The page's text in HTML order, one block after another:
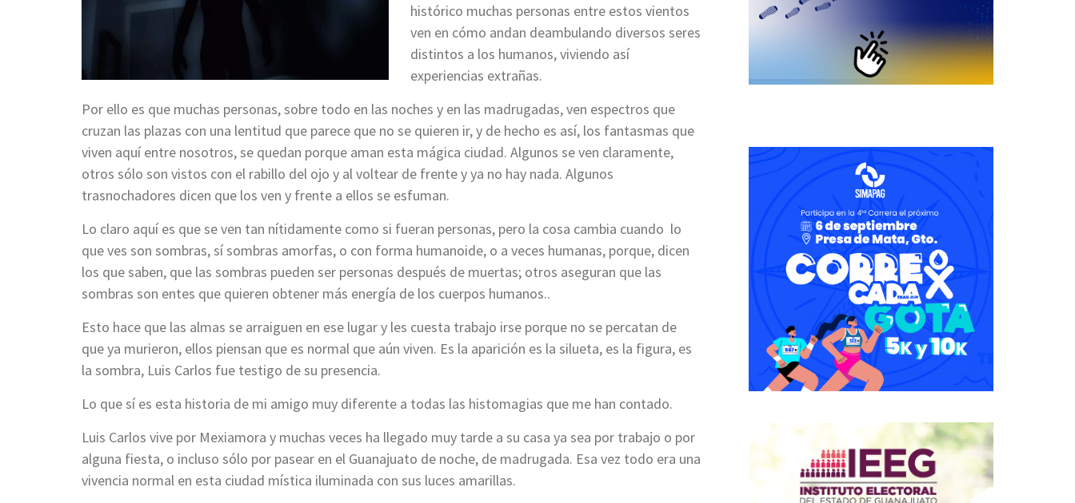
histórico muchas personas entre estos vientos
ven en cómo andan deambulando diversos seres
distintos a los humanos, viviendo así
experiencias extrañas.
Por ello es que muchas personas, sobre todo en las noches y en las madrugadas, ven espectros que
cruzan las plazas con una lentitud que parece que no se quieren ir, y de hecho es así, los fantasmas que
viven aquí entre nosotros, se quedan porque aman esta mágica ciudad. Algunos se ven claramente,
otros sólo son vistos con el rabillo del ojo y al voltear de frente y ya no hay nada. Algunos
trasnochadores dicen que los ven y frente a ellos se esfuman.
Lo claro aquí es que se ven tan nítidamente como si fueran personas, pero la cosa cambia cuando lo
que ves son sombras, sí sombras amorfas, o con forma humanoide, o a veces humanas, porque, dicen
los que saben, que las sombras pueden ser personas después de muertas; otros aseguran que las
sombras son entes que quieren obtener más energía de los cuerpos humanos..
Esto hace que las almas se arraiguen en ese lugar y les cuesta trabajo irse porque no se percatan de
que ya murieron, ellos piensan que es normal que aún viven. Es la aparición es la silueta, es la figura, es
la sombra, Luis Carlos fue testigo de su presencia.
Lo que sí es esta historia de mi amigo muy diferente a todas las histomagias que me han contado.
Luis Carlos vive por Mexiamora y muchas veces ha llegado muy tarde a su casa ya sea por trabajo o por
alguna fiesta, o incluso sólo por pasear en el Guanajuato de noche, de madrugada. Esa vez todo era una
vivencia normal en esta ciudad mística iluminada con sus luces amarillas.